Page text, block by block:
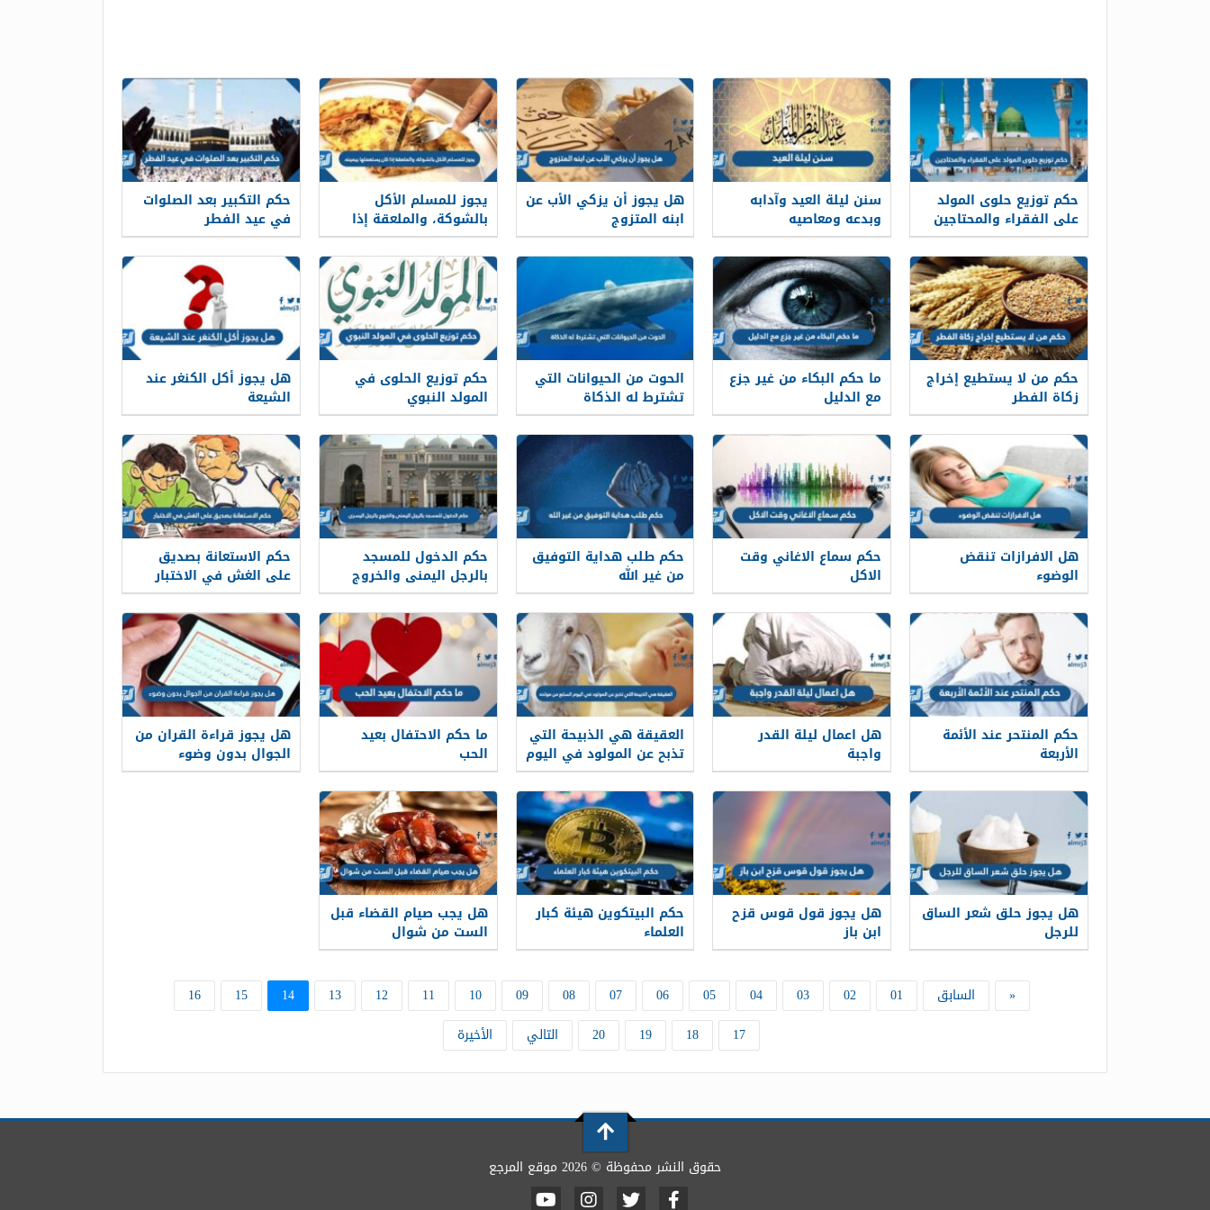
حكم توزيع حلوى المولد
على الفقراء والمحتاجين
سنن ليلة العيد وآدابه
وبدعه ومعاصيه
هل يجوز أن يزكي الأب عن
ابنه المتزوج
يجوز للمسلم الأكل
بالشوكة، والملعقة إذا
كان يستعملها بيمينه
حكم التكبير بعد الصلوات
في عيد الفطر
حكم من لا يستطيع إخراج
زكاة الفطر
ما حكم البكاء من غير جزع
مع الدليل
الحوت من الحيوانات التي
تشترط له الذكاة
حكم توزيع الحلوى في
المولد النبوي
هل يجوز أكل الكنغر عند
الشيعة
هل الافرازات تنقض
الوضوء
حكم سماع الاغاني وقت
الاكل
حكم طلب هداية التوفيق
من غير الله
حكم الدخول للمسجد
بالرجل اليمنى والخروج
بالرجل اليسرى
حكم الاستعانة بصديق
على الغش في الاختبار
حكم المنتحر عند الأئمة
الأربعة
هل اعمال ليلة القدر
واجبة
العقيقة هي الذبيحة التي
تذبح عن المولود في اليوم
السابع من مولده
ما حكم الاحتفال بعيد
الحب
هل يجوز قراءة القران من
الجوال بدون وضوء
هل يجوز حلق شعر الساق
للرجل
هل يجوز قول قوس قزح
ابن باز
حكم البيتكوين هيئة كبار
العلماء
هل يجب صيام القضاء قبل
الست من شوال
« السابق 01
02
03
04
05
06
07
08
09
10
11
12
13
14
15
16
17
18
19
20 التالي الأخيرة
حقوق النشر محفوظة © 2026 موقع المرجع